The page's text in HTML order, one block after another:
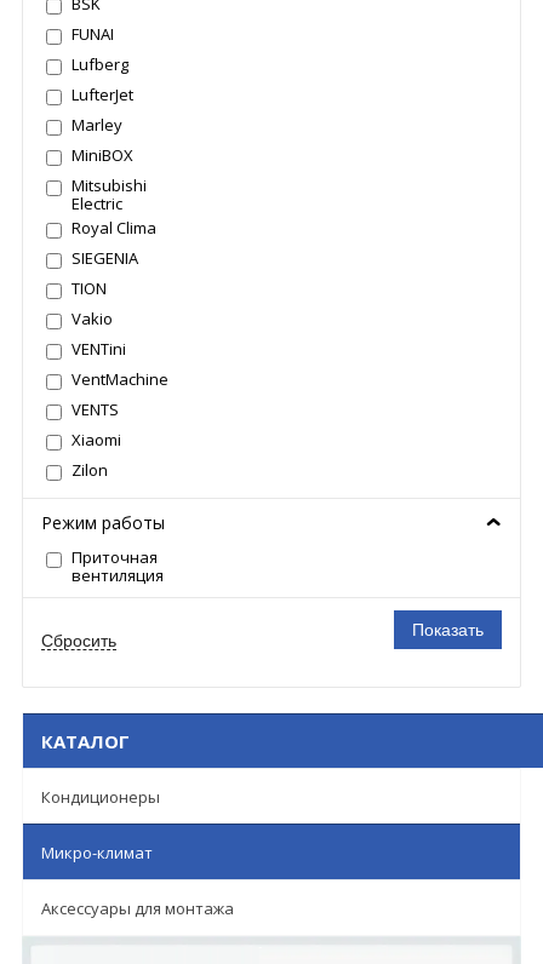
FUNAI
Lufberg
LufterJet
Marley
MiniBOX
Mitsubishi
Electric
Royal Clima
SIEGENIA
TION
Vakio
VENTini
VentMachine
VENTS
Xiaomi
Zilon
Режим работы
Приточная
вентиляция
КАТАЛОГ
Кондиционеры
Микро-климат
Аксессуары для монтажа